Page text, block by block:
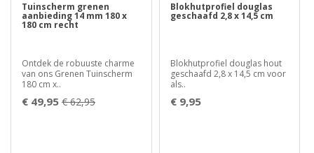
Tuinscherm grenen
aanbieding 14 mm 180 x
180 cm recht
Ontdek de robuuste charme
van ons Grenen Tuinscherm
180 cm x..
€ 49,95 € 62,95
Blokhutprofiel douglas
geschaafd 2,8 x 14,5 cm
Blokhutprofiel douglas hout
geschaafd 2,8 x 14,5 cm voor
als..
€ 9,95